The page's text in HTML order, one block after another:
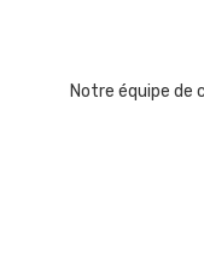
Notre équipe de